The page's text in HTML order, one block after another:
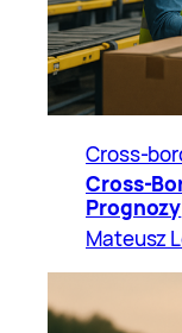
Cross-
Cross-
Prognozy
Mateusz